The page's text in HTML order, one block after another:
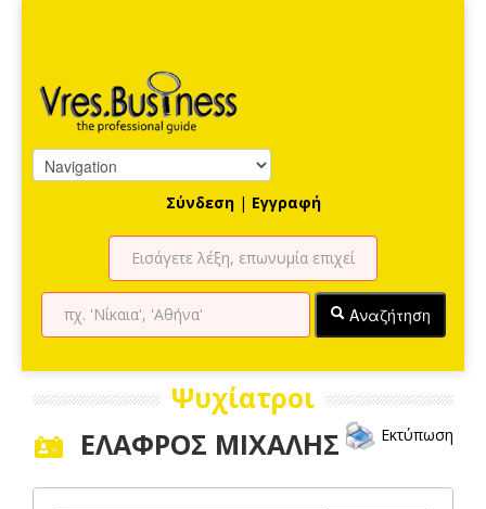
Σύνδεση | Εγγραφή
Αναζήτηση
Ψυχίατροι
ΕΛΑΦΡΟΣ ΜΙΧΑΛΗΣ Εκτύπωση